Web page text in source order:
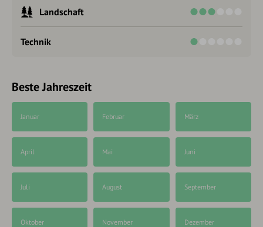
Landschaft
Technik
Beste Jahreszeit
Januar Februar März
April Mai Juni
Juli August September
Oktober November Dezember